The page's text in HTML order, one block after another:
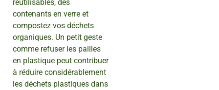
réutilisables, des
contenants en verre et
compostez vos déchets
organiques. Un petit geste
comme refuser les pailles
en plastique peut contribuer
à réduire considérablement
les déchets plastiques dans